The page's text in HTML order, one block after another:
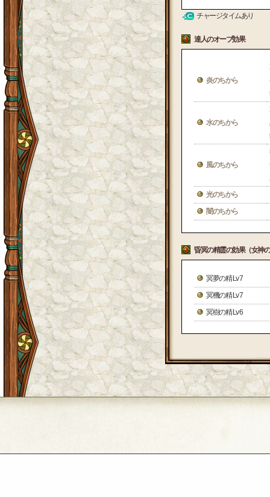
チャージタイムあり
達人のオーブ効果
炎のちから
水のちから
風のちから
光のちから
闇のちから
昏冥の精霊の効果（女神
冥夢の精 Lv 7
冥機の精 Lv 7
冥樹の精 Lv 6